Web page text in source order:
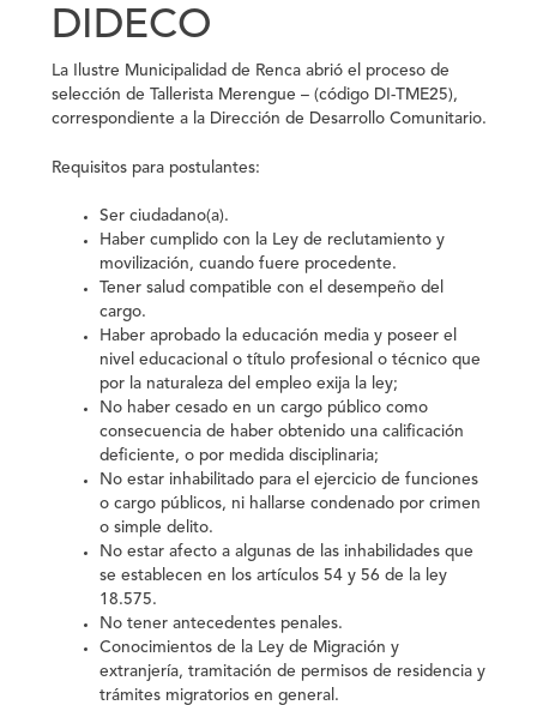
DIDECO
La Ilustre Municipalidad de Renca abrió el proceso de
selección de Tallerista Merengue – (código DI-TME25),
correspondiente a la Dirección de Desarrollo Comunitario.
Requisitos para postulantes:
Ser ciudadano(a).
Haber cumplido con la Ley de reclutamiento y
movilización, cuando fuere procedente.
Tener salud compatible con el desempeño del
cargo.
Haber aprobado la educación media y poseer el
nivel educacional o título profesional o técnico que
por la naturaleza del empleo exija la ley;
No haber cesado en un cargo público como
consecuencia de haber obtenido una calificación
deficiente, o por medida disciplinaria;
No estar inhabilitado para el ejercicio de funciones
o cargo públicos, ni hallarse condenado por crimen
o simple delito.
No estar afecto a algunas de las inhabilidades que
se establecen en los artículos 54 y 56 de la ley
18.575.
No tener antecedentes penales.
Conocimientos de la Ley de Migración y
extranjería, tramitación de permisos de residencia y
trámites migratorios en general.